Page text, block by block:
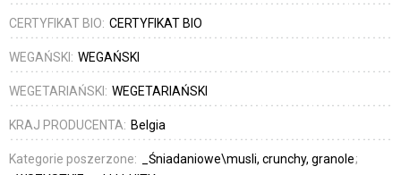
CERTYFIKAT BIO: CERTYFIKAT BIO
WEGAŃSKI: WEGAŃSKI
WEGETARIAŃSKI: WEGETARIAŃSKI
KRAJ PRODUCENTA: Belgia
Kategorie poszerzone:
_Śniadaniowe\musli, crunchy, granole